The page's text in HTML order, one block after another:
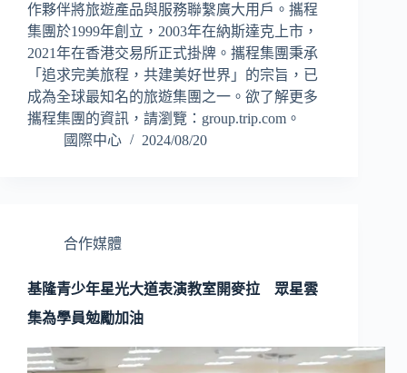
作夥伴將旅遊產品與服務聯繫廣大用戶。攜程
集團於1999年創立，2003年在納斯達克上市，
2021年在香港交易所正式掛牌。攜程集團秉承
「追求完美旅程，共建美好世界」的宗旨，已
成為全球最知名的旅遊集團之一。欲了解更多
攜程集團的資訊，請瀏覽：group.trip.com。
國際中心
2024/08/20
合作媒體
基隆青少年星光大道表演教室開麥拉 眾星雲
集為學員勉勵加油